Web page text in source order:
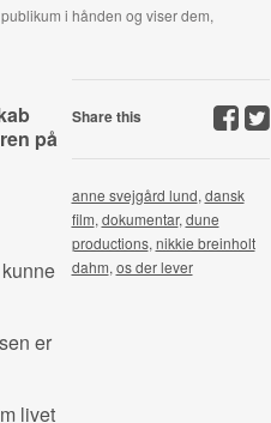
i hånden og viser dem,
på
er
livet
Share this
anne svejgård lund, dansk
film, dokumentar, dune
productions, nikkie breinholt
dahm, os der lever